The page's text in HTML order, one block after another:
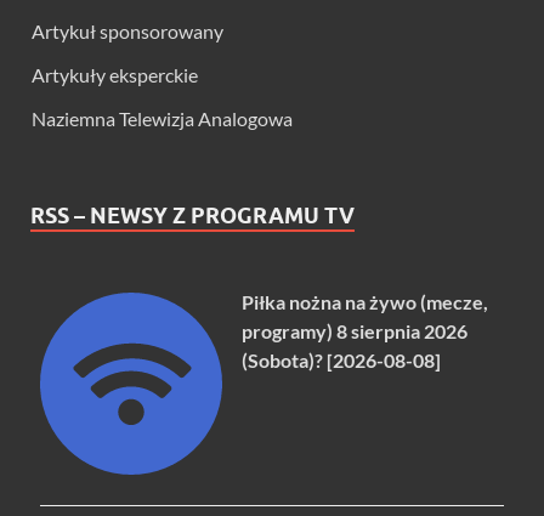
Artykuł sponsorowany
Artykuły eksperckie
Naziemna Telewizja Analogowa
RSS – NEWSY Z PROGRAMU TV
Piłka nożna na żywo (mecze,
programy) 8 sierpnia 2026
(Sobota)? [2026-08-08]